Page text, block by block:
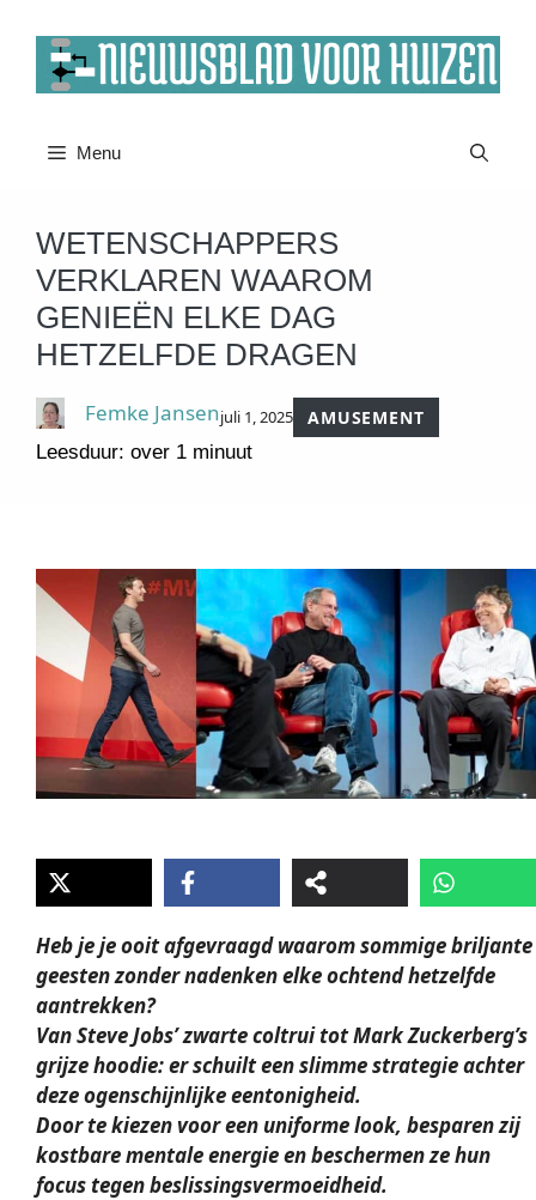
naar
Menu
WETENSCHAPPERS
VERKLAREN WAAROM
GENIEËN ELKE DAG
HETZELFDE DRAGEN
Femke Jansenjuli 1, 2025
AMUSEMENT
Leesduur: over 1 minuut
Heb je je ooit afgevraagd waarom sommige briljante
geesten zonder nadenken elke ochtend hetzelfde
aantrekken?
Van Steve Jobs’ zwarte coltrui tot Mark Zuckerberg’s
grijze hoodie: er schuilt een slimme strategie achter
deze ogenschijnlijke eentonigheid.
Door te kiezen voor een uniforme look, besparen zij
kostbare mentale energie en beschermen ze hun
focus tegen beslissingsvermoeidheid.